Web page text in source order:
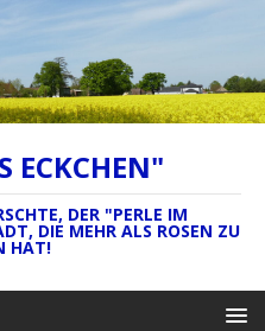
ECKCHEN"
DER "PERLE IM
DIE MEHR ALS ROSEN ZU
HAT!